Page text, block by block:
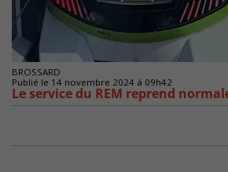
BROSSARD
Publié le 14 novembre 2024 à 09h42
Le service du REM reprend